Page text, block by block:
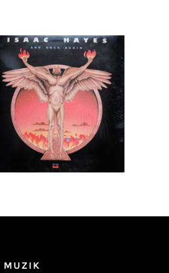
Isaac Hayes – And Once
Again LP
Ajouter au
panier
Détails
MUZIK